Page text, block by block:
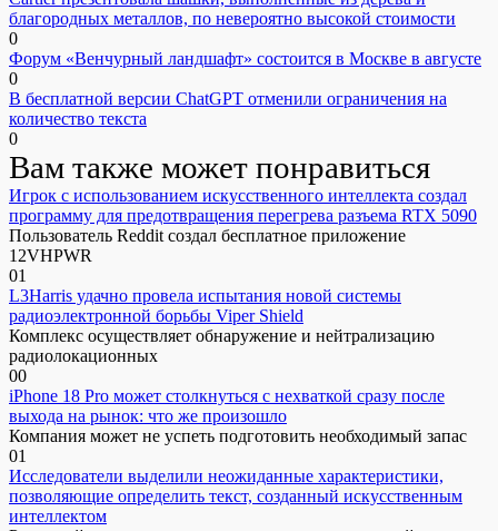
благородных металлов, по невероятно высокой стоимости
0
Форум «Венчурный ландшафт» состоится в Москве в августе
0
В бесплатной версии ChatGPT отменили ограничения на
количество текста
0
Вам также может понравиться
Игрок с использованием искусственного интеллекта создал
программу для предотвращения перегрева разъема RTX 5090
Пользователь Reddit создал бесплатное приложение
12VHPWR
01
L3Harris удачно провела испытания новой системы
радиоэлектронной борьбы Viper Shield
Комплекс осуществляет обнаружение и нейтрализацию
радиолокационных
00
iPhone 18 Pro может столкнуться с нехваткой сразу после
выхода на рынок: что же произошло
Компания может не успеть подготовить необходимый запас
01
Исследователи выделили неожиданные характеристики,
позволяющие определить текст, созданный искусственным
интеллектом